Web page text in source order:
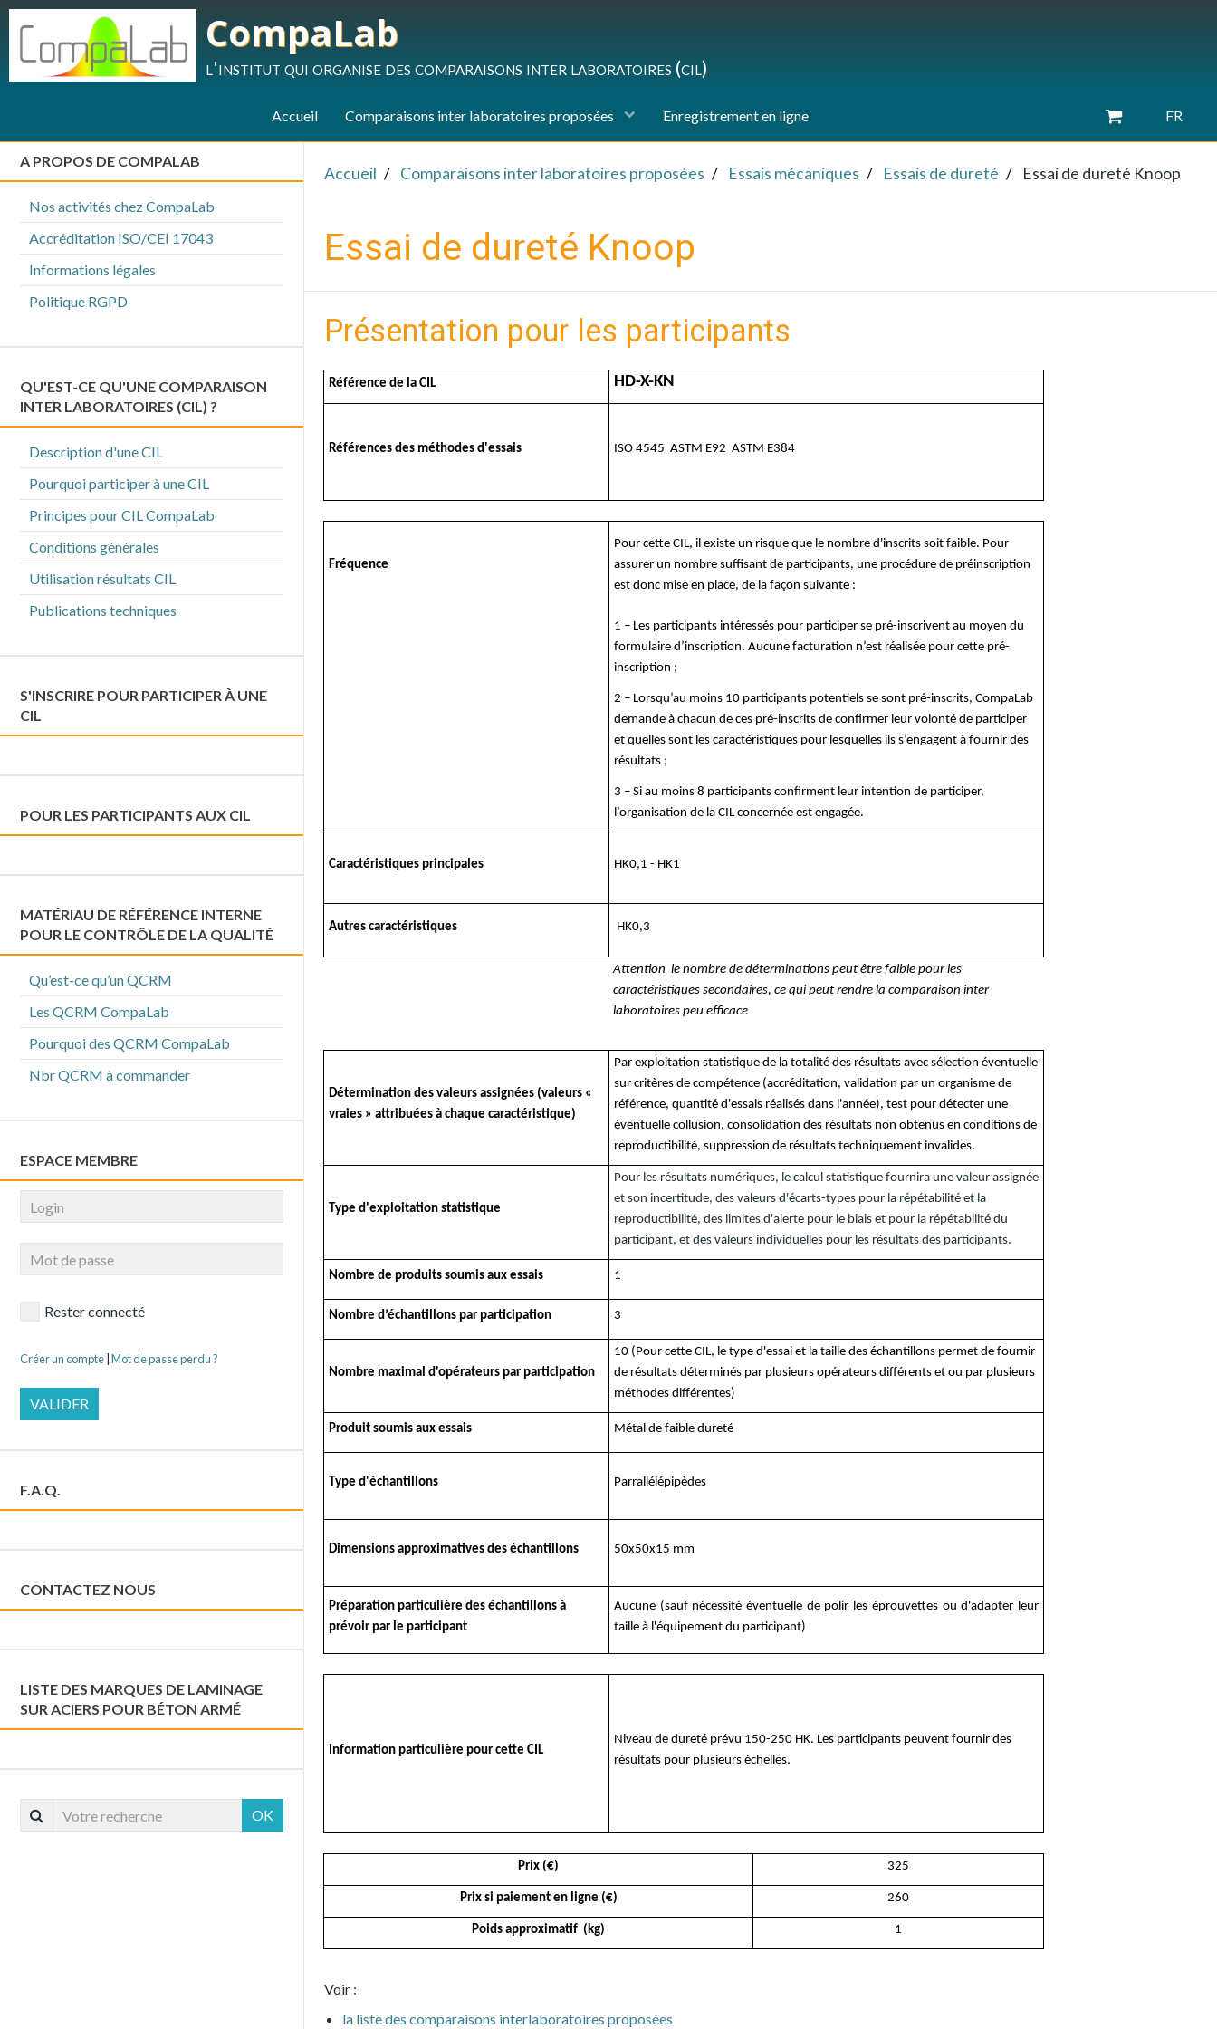
CompaLab
l'institut qui organise des comparaisons inter laboratoires (cil)
Accueil Comparaisons inter laboratoires proposées Enregistrement en ligne FR
Accueil Comparaisons inter laboratoires proposées Essais mécaniques Essais de dureté Essai de dureté Knoop
Essai de dureté Knoop
Présentation pour les participants
Référence de la CIL HD-X-KN
Références des méthodes d'essais ISO 4545 ASTM E92 ASTM E384
Fréquence
Pour cette CIL, il existe un risque que le nombre d'inscrits soit faible. Pour
assurer un nombre suffisant de participants, une procédure de préinscription
est donc mise en place, de la façon suivante :
1 – Les participants intéressés pour participer se pré-inscrivent au moyen du
formulaire d’inscription. Aucune facturation n’est réalisée pour cette pré-
inscription ;
2 – Lorsqu’au moins 10 participants potentiels se sont pré-inscrits, CompaLab
demande à chacun de ces pré-inscrits de confirmer leur volonté de participer
et quelles sont les caractéristiques pour lesquelles ils s’engagent à fournir des
résultats ;
3 – Si au moins 8 participants confirment leur intention de participer,
l’organisation de la CIL concernée est engagée.
Caractéristiques principales HK0,1 - HK1
Autres caractéristiques HK0,3
Attention le nombre de déterminations peut être faible pour les
caractéristiques secondaires, ce qui peut rendre la comparaison inter
laboratoires peu efficace
Détermination des valeurs assignées (valeurs «
vraies » attribuées à chaque caractéristique)
Par exploitation statistique de la totalité des résultats avec sélection éventuelle
sur critères de compétence (accréditation, validation par un organisme de
référence, quantité d'essais réalisés dans l'année), test pour détecter une
éventuelle collusion, consolidation des résultats non obtenus en conditions de
reproductibilité, suppression de résultats techniquement invalides.
Type d'exploitation statistique
Pour les résultats numériques, le calcul statistique fournira une valeur assignée
et son incertitude, des valeurs d'écarts-types pour la répétabilité et la
reproductibilité, des limites d'alerte pour le biais et pour la répétabilité du
participant, et des valeurs individuelles pour les résultats des participants.
Nombre de produits soumis aux essais 1
Nombre d’échantillons par participation 3
Nombre maximal d'opérateurs par participation
10 (Pour cette CIL, le type d'essai et la taille des échantillons permet de fournir
de résultats déterminés par plusieurs opérateurs différents et ou par plusieurs
méthodes différentes)
Produit soumis aux essais Métal de faible dureté
Type d'échantillons Parrallélépipèdes
Dimensions approximatives des échantillons 50x50x15 mm
Préparation particulière des échantillons à
prévoir par le participant
Aucune (sauf nécessité éventuelle de polir les éprouvettes ou d'adapter leur
taille à l'équipement du participant)
Information particulière pour cette CIL
Niveau de dureté prévu 150-250 HK. Les participants peuvent fournir des
résultats pour plusieurs échelles.
Prix (€) 325
Prix si paiement en ligne (€) 260
Poids approximatif (kg) 1
Voir :
la liste des comparaisons interlaboratoires proposées
A PROPOS DE COMPALAB
Nos activités chez CompaLab
Accréditation ISO/CEI 17043
Informations légales
Politique RGPD
QU'EST-CE QU'UNE COMPARAISON
INTER LABORATOIRES (CIL) ?
Description d'une CIL
Pourquoi participer à une CIL
Principes pour CIL CompaLab
Conditions générales
Utilisation résultats CIL
Publications techniques
S'INSCRIRE POUR PARTICIPER À UNE
CIL
POUR LES PARTICIPANTS AUX CIL
MATÉRIAU DE RÉFÉRENCE INTERNE
POUR LE CONTRÔLE DE LA QUALITÉ
Qu’est-ce qu’un QCRM
Les QCRM CompaLab
Pourquoi des QCRM CompaLab
Nbr QCRM à commander
ESPACE MEMBRE
Rester connecté
Créer un compte Mot de passe perdu ?
VALIDER
F.A.Q.
CONTACTEZ NOUS
LISTE DES MARQUES DE LAMINAGE
SUR ACIERS POUR BÉTON ARMÉ
OK